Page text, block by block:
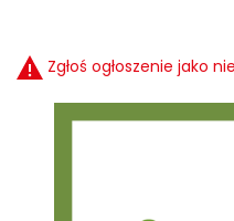
Zgłoś ogłoszenie jako